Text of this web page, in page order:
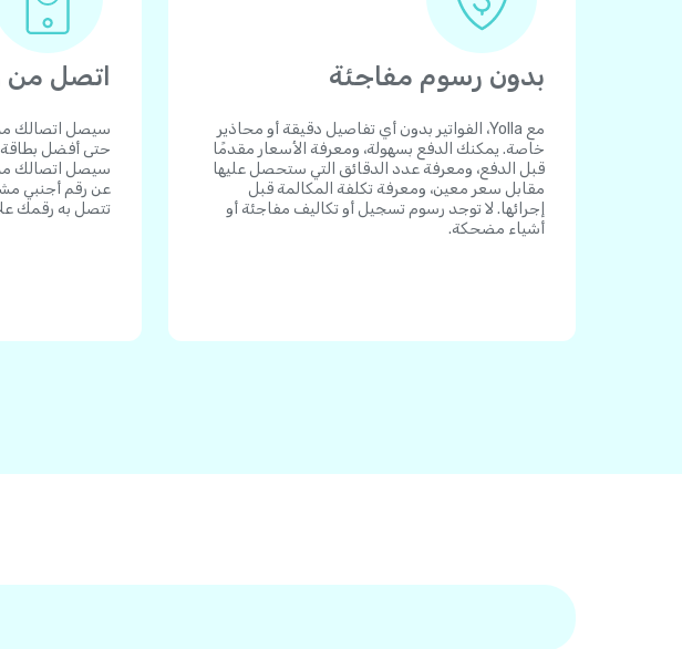
بدون رسوم مفاجئة
مع Yolla، الفواتير بدون أي تفاصيل دقيقة أو محاذير
خاصة. يمكنك الدفع بسهولة، ومعرفة الأسعار مقدمًا
قبل الدفع، ومعرفة عدد الدقائق التي ستحصل عليها
مقابل سعر معين، ومعرفة تكلفة المكالمة قبل
إجرائها. لا توجد رسوم تسجيل أو تكاليف مفاجئة أو
أشياء مضحكة.
اتصل
حتى أفضل بطاقة
سيصل اتصالك من
تتصل به رقمك